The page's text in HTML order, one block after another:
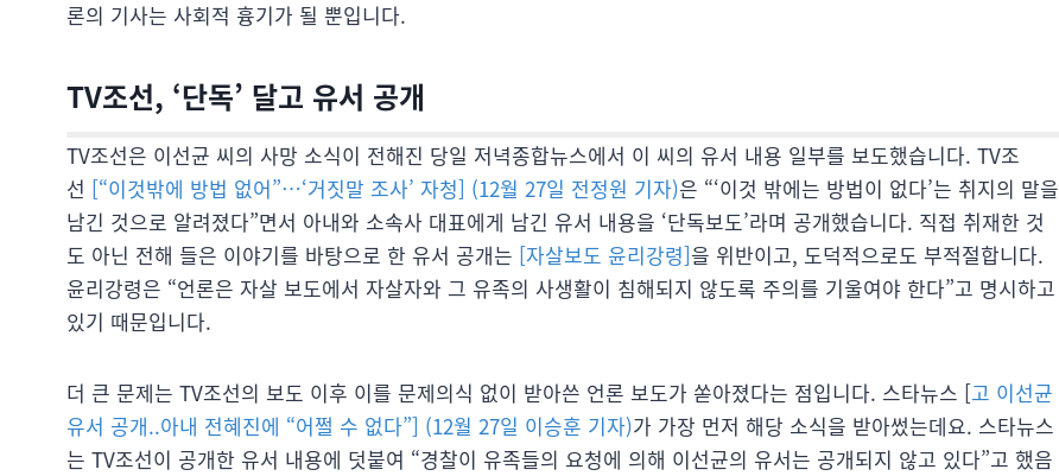
론의 기사는 사회적 흉기가 될 뿐입니다.
TV조선, ‘단독’ 달고 유서 공개
TV조선은 이선균 씨의 사망 소식이 전해진 당일 저녁종합뉴스에서 이 씨의 유서 내용 일부를 보도했습니다. TV조
선 [“이것밖에 방법 없어”…‘거짓말 조사’ 자청] (12월 27일 전정원 기자)은 “‘이것 밖에는 방법이 없다’는 취지의 말을
남긴 것으로 알려졌다”면서 아내와 소속사 대표에게 남긴 유서 내용을 ‘단독보도’라며 공개했습니다. 직접 취재한 것
도 아닌 전해 들은 이야기를 바탕으로 한 유서 공개는 [자살보도 윤리강령]을 위반이고, 도덕적으로도 부적절합니다.
윤리강령은 “언론은 자살 보도에서 자살자와 그 유족의 사생활이 침해되지 않도록 주의를 기울여야 한다”고 명시하고
있기 때문입니다.
더 큰 문제는 TV조선의 보도 이후 이를 문제의식 없이 받아쓴 언론 보도가 쏟아졌다는 점입니다. 스타뉴스 [고 이선균
유서 공개..아내 전혜진에 “어쩔 수 없다”] (12월 27일 이승훈 기자)가 가장 먼저 해당 소식을 받아썼는데요. 스타뉴스
는 TV조선이 공개한 유서 내용에 덧붙여 “경찰이 유족들의 요청에 의해 이선균의 유서는 공개되지 않고 있다”고 했음